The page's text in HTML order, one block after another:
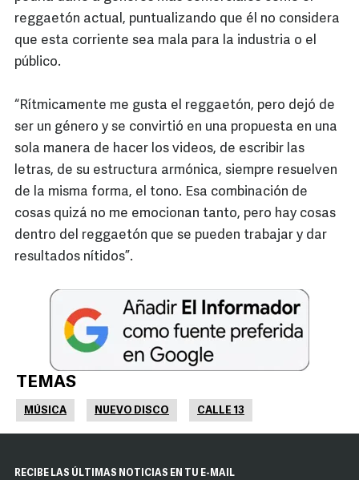
reggaetón actual, puntualizando que él no considera
que esta corriente sea mala para la industria o el
público.
“Rítmicamente me gusta el reggaetón, pero dejó de
ser un género y se convirtió en una propuesta en una
sola manera de hacer los videos, de escribir las
letras, de su estructura armónica, siempre resuelven
de la misma forma, el tono. Esa combinación de
cosas quizá no me emocionan tanto, pero hay cosas
dentro del reggaetón que se pueden trabajar y dar
resultados nítidos”.
TEMAS
MÚSICA NUEVO DISCO CALLE 13
RECIBE LAS ÚLTIMAS NOTICIAS EN TU E-MAIL